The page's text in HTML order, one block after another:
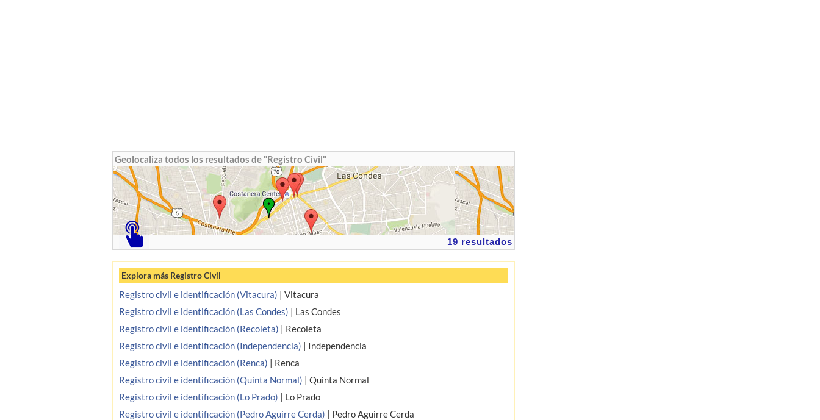
Geolocaliza todos los resultados de "Registro Civil"
19 resultados
Explora más Registro Civil
Registro civil e identificación (Vitacura) | Vitacura
Registro civil e identificación (Las Condes) | Las Condes
Registro civil e identificación (Recoleta) | Recoleta
Registro civil e identificación (Independencia) | Independencia
Registro civil e identificación (Renca) | Renca
Registro civil e identificación (Quinta Normal) | Quinta Normal
Registro civil e identificación (Lo Prado) | Lo Prado
Registro civil e identificación (Pedro Aguirre Cerda) | Pedro Aguirre Cerda